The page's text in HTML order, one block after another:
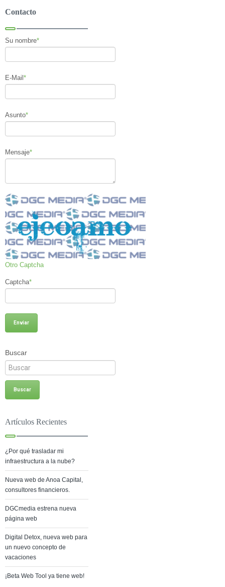
Contacto
Su nombre*
E-Mail*
Asunto*
Mensaje*
Otro Captcha
Captcha*
Buscar
Artículos Recientes
¿Por qué trasladar mi
infraestructura a la nube?
Nueva web de Anoa Capital,
consultores financieros.
DGCmedia estrena nueva
página web
Digital Detox, nueva web para
un nuevo concepto de
vacaciones
¡Beta Web Tool ya tiene web!